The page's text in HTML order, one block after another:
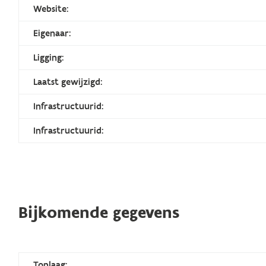
Website:
Eigenaar:
Ligging:
Laatst gewijzigd:
Infrastructuurid:
Infrastructuurid:
Bijkomende gegevens